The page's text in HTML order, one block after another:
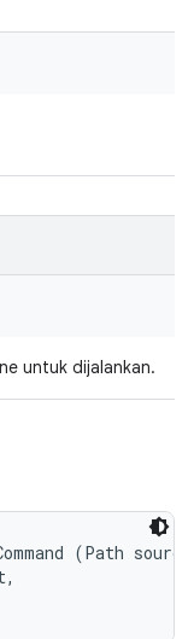
untuk dijalankan.
(Path